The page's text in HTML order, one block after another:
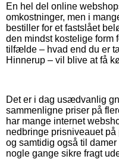
En hel del online
omkostninger, men i
bestiller for et fastslået
den mindst kostelige form
tilfælde – hvad end du er
Hinnerup – vil blive at få
Det er i dag usædvanlig
sammenligne priser på
har mange internet
nedbringe prisniveauet
og samtidig også til
nogle gange sikre fragt